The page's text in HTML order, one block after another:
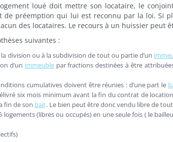
loué doit mettre son locataire, le
de préemption qui lui est reconnu par la loi. Si
des locataires. Le recours à un huissier peut
suivantes :
division ou à la subdivision de tout ou partie d’un
d’un immeublepar fractions destinées à être
cumulatives doivent être réunies : d’une part le
six mois minimum avant la fin du contrat de
fin de son bail . Le bien peut être donc vendu libre de
(libres ou occupés) en une seule fois ( le